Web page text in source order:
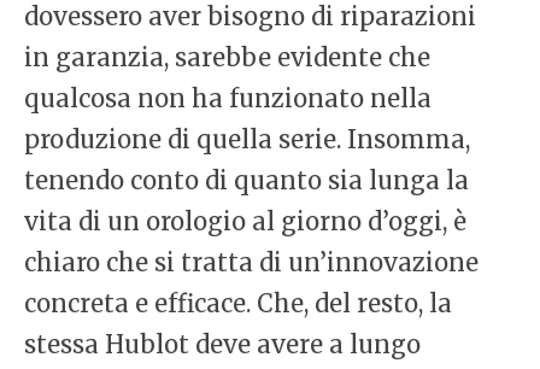
dovessero aver bisogno di riparazioni
in garanzia, sarebbe evidente che
qualcosa non ha funzionato nella
produzione di quella serie. Insomma,
tenendo conto di quanto sia lunga la
vita di un orologio al giorno d’oggi, è
chiaro che si tratta di un’innovazione
concreta e efficace. Che, del resto, la
stessa Hublot deve avere a lungo